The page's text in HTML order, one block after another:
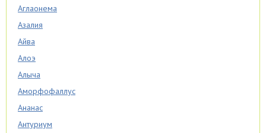
Аглаонема
Азалия
Айва
Алоэ
Алыча
Аморфофаллус
Ананас
Антуриум